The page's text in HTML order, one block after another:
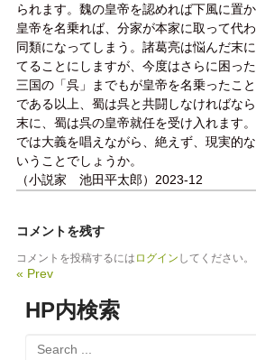
られます。魏の皇帝を認めれば下風に置
皇帝を名乗れば、分家が本家に取って代
同類になってしまう。諸葛亮は悩んだ末
てることにしますが、今度はさらに困っ
三国の「呉」までもが皇帝を名乗ったこ
である以上、蜀は呉と共闘しなければな
末に、蜀は呉の皇帝就任を受け入れます
では大義を唱えながら、絶えず、現実的
いうことでしょうか。
（小説家 池田平太郎）2023-12
コメントを残す
コメントを投稿するには ログイン してください。
« Prev
HP内検索